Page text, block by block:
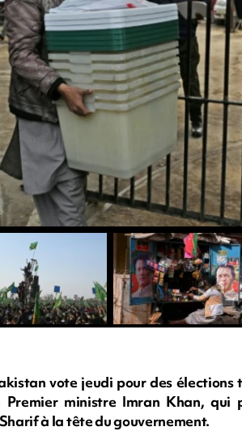
vote jeudi pour des élections
Premier ministre Imran Khan,
à la tête du gouvernement.